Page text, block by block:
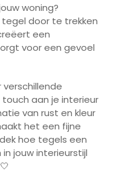
woning?
door te trekken
een
voor een gevoel
verschillende
aan je interieur
van rust en kleur
het een fijne
hoe tegels een
jouw interieurstijl